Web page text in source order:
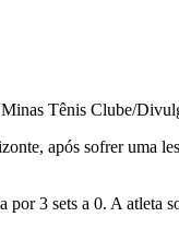
Minas Tênis Clube/
após sofrer uma
por 3 sets a 0. A atleta